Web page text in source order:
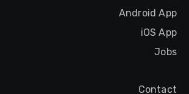
Android App
iOS App
Jobs
Contact